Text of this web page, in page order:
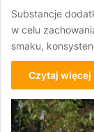
Substancje
w celu
smaku,
Czytaj więcej